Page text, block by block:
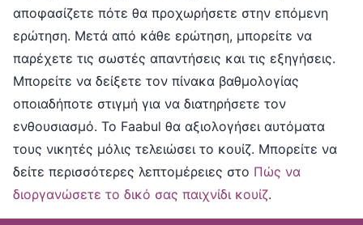
αποφασίζετε πότε θα προχωρήσετε στην επόμενη
ερώτηση. Μετά από κάθε ερώτηση, μπορείτε να
παρέχετε τις σωστές απαντήσεις και τις εξηγήσεις.
Μπορείτε να δείξετε τον πίνακα βαθμολογίας
οποιαδήποτε στιγμή για να διατηρήσετε τον
ενθουσιασμό. Το Faabul θα αξιολογήσει αυτόματα
τους νικητές μόλις τελειώσει το κουίζ. Μπορείτε να
δείτε περισσότερες λεπτομέρειες στο Πώς να
διοργανώσετε το δικό σας παιχνίδι κουίζ.